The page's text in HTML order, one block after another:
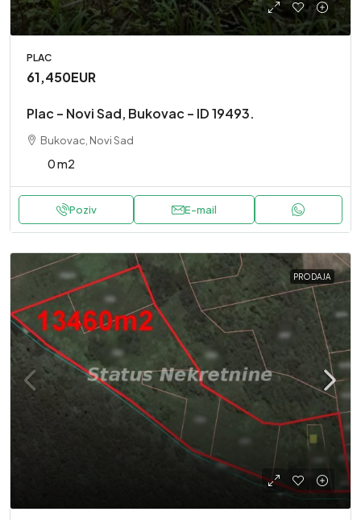
PLAC
61,450EUR
Plac – Novi Sad, Bukovac – ID 19493.
Bukovac, Novi Sad
0 m2
Poziv E-mail
PRODAJA